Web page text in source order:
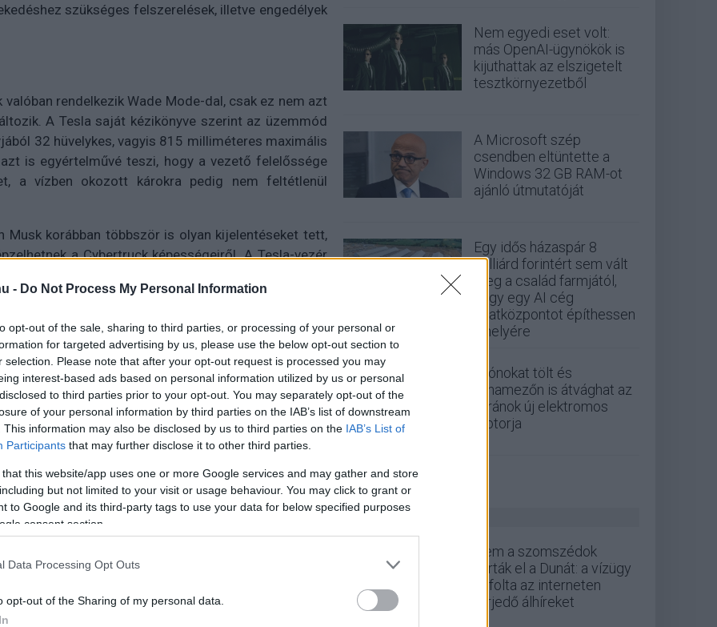
- Do Not Process My Personal Information
opt-out of the sale, sharing to third parties, or processing of your personal or
for targeted advertising by us, please use the below opt-out section to
selection. Please note that after your opt-out request is processed you may
interest-based ads based on personal information utilized by us or personal
to third parties prior to your opt-out. You may separately opt-out of the
of your personal information by third parties on the IAB’s list of downstream
This information may also be disclosed by us to third parties on the IAB’s List of
Participants that may further disclose it to other third parties.
that this website/app uses one or more Google services and may gather and store
but not limited to your visit or usage behaviour. You may click to grant or
to Google and its third-party tags to use your data for below specified purposes
consent section.
Data Processing Opt Outs
opt-out of the Sharing of my personal data.
szükséges felszerelések, illetve engedélyek
rendelkezik Wade Mode-dal, csak ez nem azt
A Tesla saját kézikönyve szerint az üzemmód
32 hüvelykes, vagyis 815 milliméteres maximális
is egyértelművé teszi, hogy a vezető felelőssége
a vízben okozott károkra pedig nem feltétlenül
korábban többször is olyan kijelentéseket tett,
a Cybertruck képességeiről. A Tesla-vezér
kellene lennie ahhoz, hogy rövid ideig akár
túl hullámos tengeren átkelve. A sorozatgyártású
jóval földhözragadtabb: sekély víz, lassú haladás,
sérüléssel, de jól mutatja, mennyire veszélyes
funkciót valaki szó szerint értelmez. A
nem varázsgomb, hanem egy korlátozott
vannak. Aki tavat akar átszelni, annak továbbra is
elektromos pickupra van szüksége.
balatoni kardioösvény (X)
Nem egyedi eset volt:
más OpenAI-ügynökök is
kijuthattak az elszigetelt
tesztkörnyezetből
A Microsoft szép
csendben eltüntette a
Windows 32 GB RAM-ot
ajánló útmutatóját
Egy idős házaspár 8
milliárd forintért sem vált
meg a család farmjától,
hogy egy AI cég
adatközpontot építhessen
a helyére
Drónokat tölt és
aknamezőn is átvághat az
ukránok új elektromos
motorja
ZÖLD PÁLYA
Nem a szomszédok
zárták el a Dunát: a vízügy
cáfolta az interneten
terjedő álhíreket